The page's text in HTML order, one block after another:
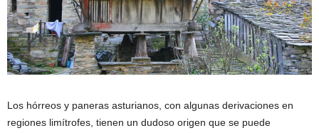
Los hórreos y paneras asturianos, con algunas derivaciones en
regiones limítrofes, tienen un dudoso origen que se puede